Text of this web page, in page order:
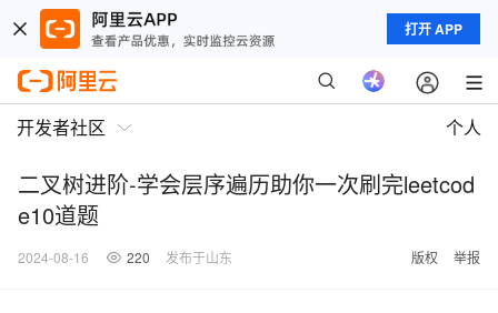
打开 APP
开发者社区 个人
二叉树进阶-学会层序遍历助你一次刷完leetcod
e10道题
2024-08-16 220 发布于山东 版权 举报